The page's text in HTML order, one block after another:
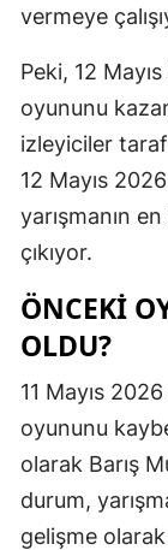
vermeye
Peki, 12
oyununu
izleyiciler
12 Mayıs
yarışmanın
çıkıyor.
ÖNCEKI
OLDU?
11 Mayıs
oyununu
olarak Barış
durum,
gelişme